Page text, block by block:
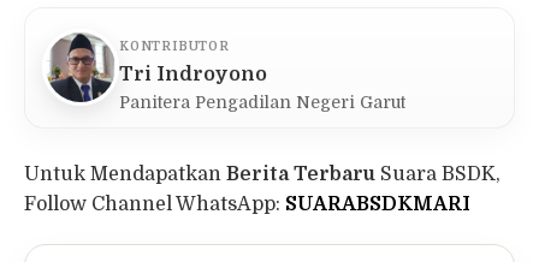
KONTRIBUTOR
Tri Indroyono
Panitera Pengadilan Negeri Garut
Untuk Mendapatkan Berita Terbaru Suara BSDK,
Follow Channel WhatsApp: SUARABSDKMARI